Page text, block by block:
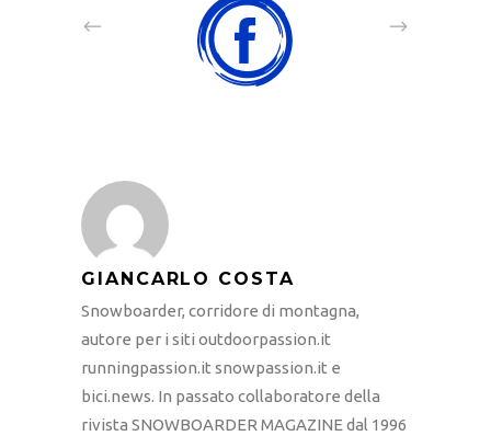
GIANCARLO COSTA
Snowboarder, corridore di montagna,
autore per i siti outdoorpassion.it
runningpassion.it snowpassion.it e
bici.news. In passato collaboratore della
rivista SNOWBOARDER MAGAZINE dal 1996